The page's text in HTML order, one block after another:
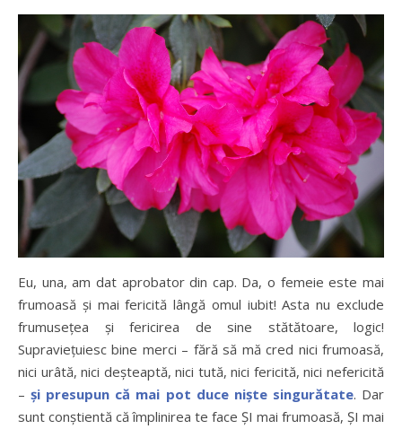
Eu, una, am dat aprobator din cap. Da, o femeie este mai
frumoasă și mai fericită lângă omul iubit! Asta nu exclude
frumusețea și fericirea de sine stătătoare, logic!
Supraviețuiesc bine merci – fără să mă cred nici frumoasă,
nici urâtă, nici deșteaptă, nici tută, nici fericită, nici nefericită
–și presupun că mai pot duce niște singurătate. Dar
sunt conștientă că împlinirea te face ȘI mai frumoasă, ȘI mai